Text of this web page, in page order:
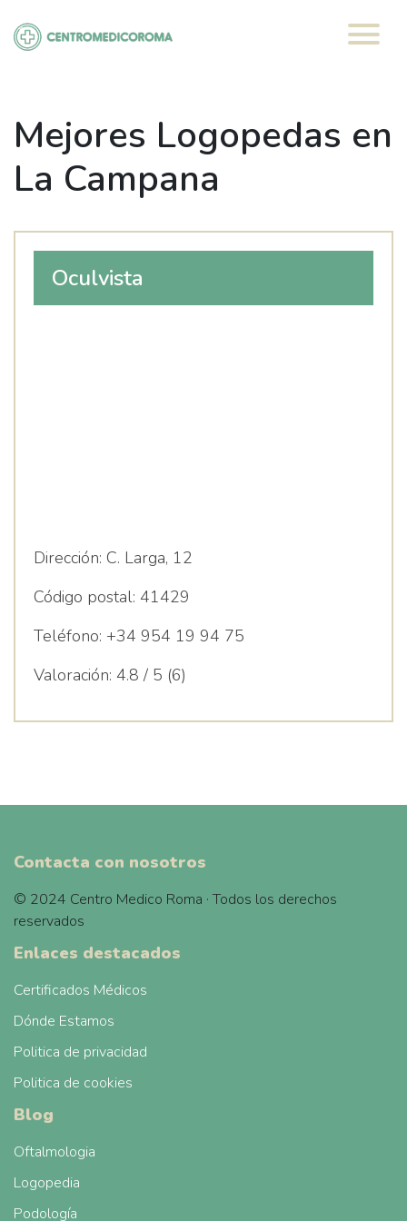
contenido
Mejores Logopedas en
La Campana
Oculvista
Dirección: C. Larga, 12
Código postal: 41429
Teléfono: +34 954 19 94 75
Valoración: 4.8 / 5 (6)
Contacta con nosotros
© 2024 Centro Medico Roma · Todos los derechos
reservados
Enlaces destacados
Certificados Médicos
Dónde Estamos
Politica de privacidad
Politica de cookies
Blog
Oftalmologia
Logopedia
Podología